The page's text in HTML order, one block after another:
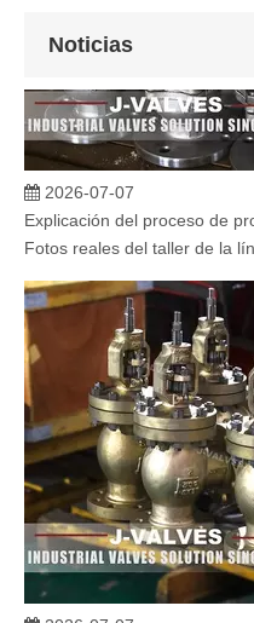
Noticias
Fotos reales del taller de la